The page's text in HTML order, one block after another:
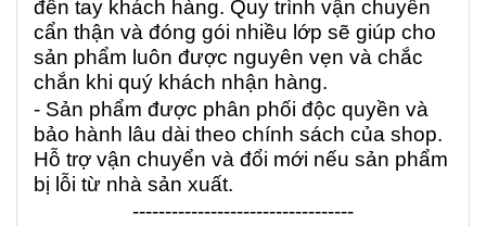
đến tay khách hàng. Quy trình vận chuyển
cẩn thận và đóng gói nhiều lớp sẽ giúp cho
sản phẩm luôn được nguyên vẹn và chắc
chắn khi quý khách nhận hàng.
- Sản phẩm được phân phối độc quyền và
bảo hành lâu dài theo chính sách của shop.
Hỗ trợ vận chuyển và đổi mới nếu sản phẩm
bị lỗi từ nhà sản xuất.
----------------------------------